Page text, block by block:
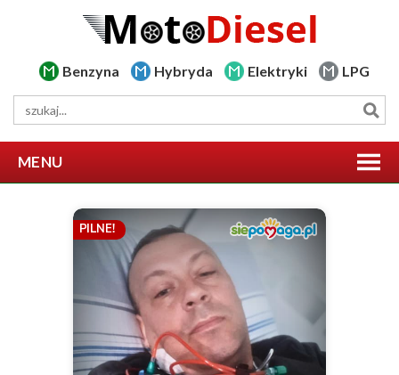
Benzyna Hybryda Elektryki LPG
MENU